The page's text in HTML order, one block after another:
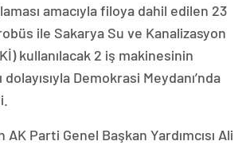
amacıyla filoya dahil edilen 23
ile Sakarya Su ve Kanalizasyon
kullanılacak 2 iş makinesinin
Demokrasi Meydanı’nda
Parti Genel Başkan Yardımcısı Ali